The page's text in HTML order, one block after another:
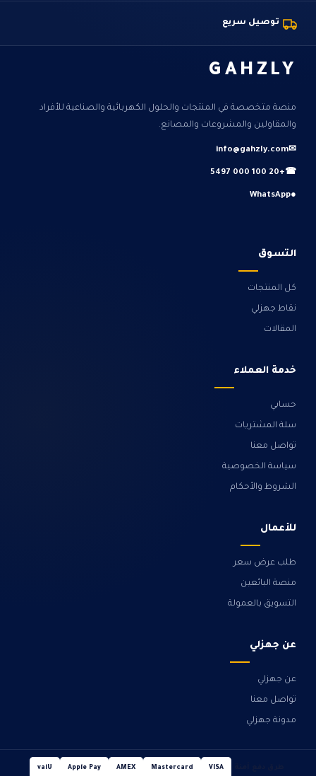
توصيل سريع
GAHZLY
منصة متخصصة في المنتجات والحلول الكهربائية والصناعية للأفراد
والمقاولين والمشروعات والمصانع.
✉
info@gahzly.com
☎
+20 100 000 5497
●
WhatsApp
التسوق
كل المنتجات
نقاط جهزلي
المقالات
خدمة العملاء
حسابي
سلة المشتريات
تواصل معنا
سياسة الخصوصية
الشروط والأحكام
للأعمال
طلب عرض سعر
منصة البائعين
التسويق بالعمولة
عن جهزلي
عن جهزلي
تواصل معنا
مدونة جهزلي
VISA
Mastercard
AMEX
Apple Pay
valU